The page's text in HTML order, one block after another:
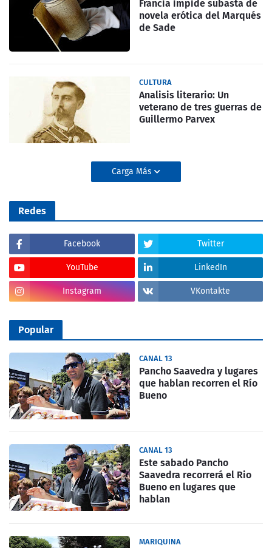
Francia impide subasta de
novela erótica del Marqués
de Sade
CULTURA
Analisis literario: Un
veterano de tres guerras de
Guillermo Parvex
Carga Más
Redes
Facebook Twitter
YouTube LinkedIn
Instagram VKontakte
Popular
CANAL 13
Pancho Saavedra y lugares
que hablan recorren el Río
Bueno
CANAL 13
Este sabado Pancho
Saavedra recorrerá el Rio
Bueno en lugares que
hablan
MARIQUINA